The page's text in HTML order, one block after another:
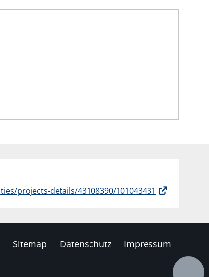
projects-details/43108390/101043431
Sitemap Datenschutz Impressum